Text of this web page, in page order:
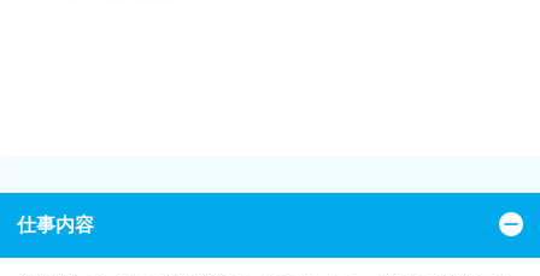
仕事内容